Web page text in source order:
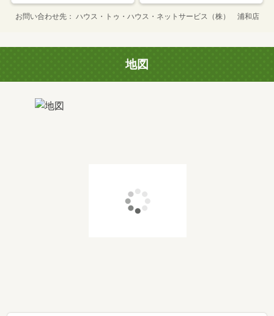
お問い合わせ先 ハウス・トゥ・ハウス・ネットサービス（株） 浦和店
地図